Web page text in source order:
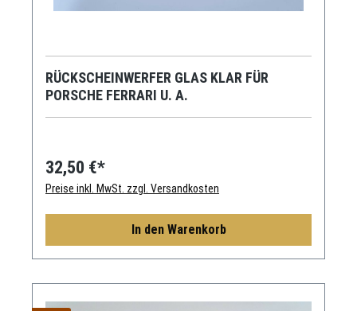
RÜCKSCHEINWERFER GLAS KLAR FÜR
PORSCHE FERRARI U. A.
32,50 €*
Preise inkl. MwSt. zzgl. Versandkosten
In den Warenkorb